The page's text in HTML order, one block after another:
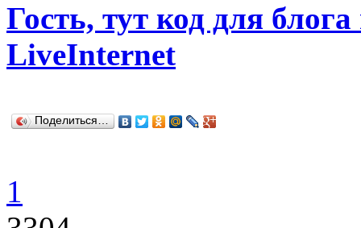
Гость, тут код для
LiveInternet
Поделиться…
1